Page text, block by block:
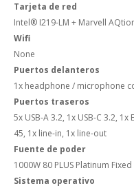
Tarjeta de red
Intel® I219-LM + Marvell
Wifi
None
Puertos delanteros
1x headphone / microphone
Puertos traseros
5x USB-A 3.2, 1x USB-C 3.2, 1x
45, 1x line-in, 1x line-out
Fuente de poder
1000W 80 PLUS Platinum
Sistema operativo